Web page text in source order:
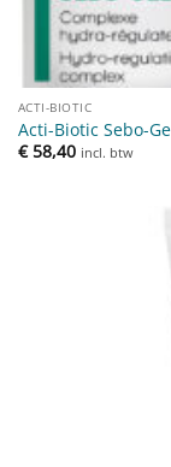
ACTI-BIOTIC
Acti-Biotic Sebo-
€58,40 incl. btw